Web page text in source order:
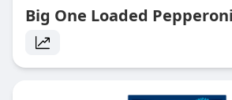
Big One Loaded Pepperoni